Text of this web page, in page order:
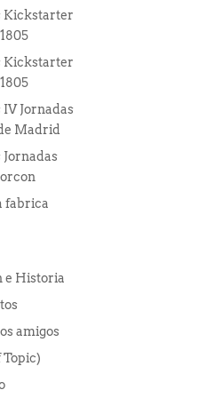
Kickstarter
Kickstarter
IV Jornadas
Madrid
Jornadas
fabrica
e Historia
amigos
Topic)